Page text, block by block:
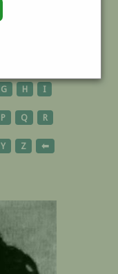
G H I
P Q R
Y Z ⬅